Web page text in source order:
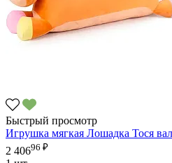
Быстрый просмотр
Игрушка мягкая Лошадка Тося
2 40696 ₽